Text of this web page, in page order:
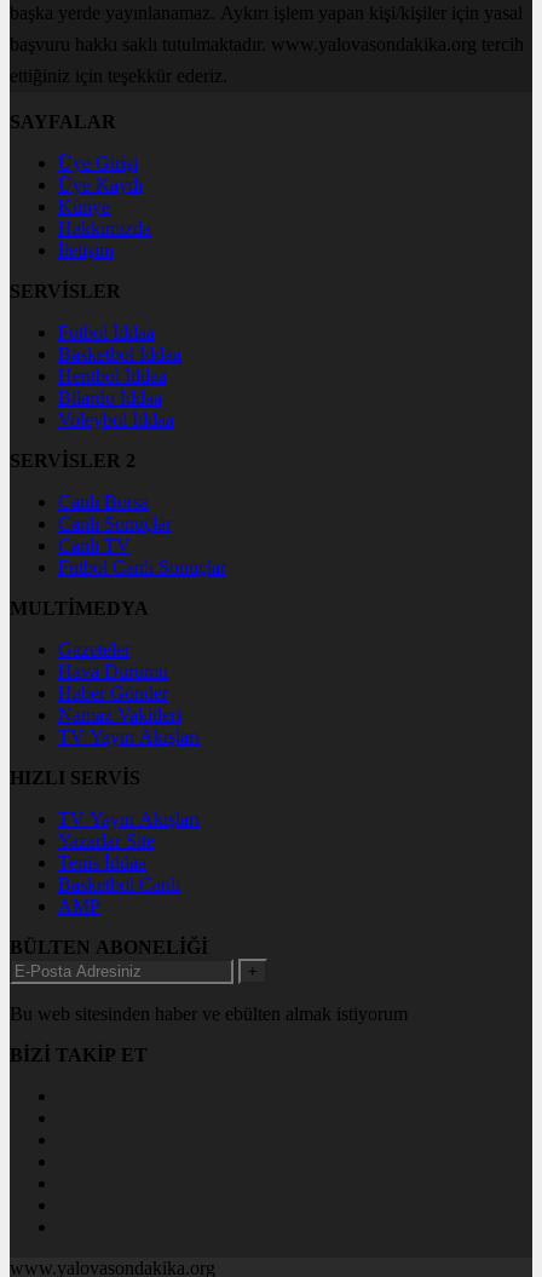
başka yerde yayınlanamaz. Aykırı işlem yapan kişi/kişiler için yasal
başvuru hakkı saklı tutulmaktadır. www.yalovasondakika.org tercih
ettiğiniz için teşekkür ederiz.
SAYFALAR
Üye Girişi
Üye Kaydı
Künye
Hakkımızda
İletişim
SERVİSLER
Futbol İddaa
Basketbol İddaa
Hentbol İddaa
Bilardo İddaa
Voleybol İddaa
SERVİSLER 2
Canlı Borsa
Canlı Sonuçlar
Canlı TV
Futbol Canlı Sonuçlar
MULTİMEDYA
Gazeteler
Hava Durumu
Haber Gönder
Namaz Vakitleri
TV Yayın Akışları
HIZLI SERVİS
TV Yayın Akışları
Yazarlar Site
Tenis İddaa
Basketbol Canlı
AMP
BÜLTEN ABONELİĞİ
+
Bu web sitesinden haber ve ebülten almak istiyorum
BİZİ TAKİP ET
www.yalovasondakika.org